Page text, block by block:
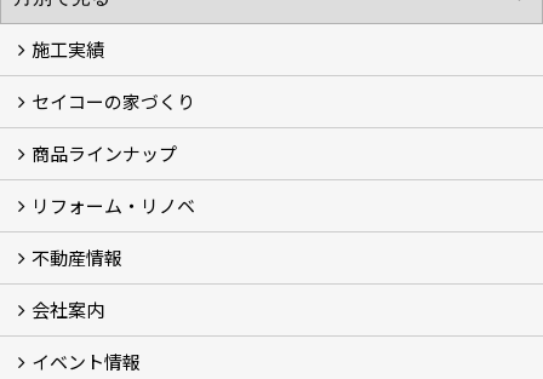
施工実績
フォトギャラリー
完工事例
お客様の声
セイコーの家づくり
家づくりコンセプト (2)
家づくりの特徴 (16)
□高性能住宅 (4)
□OMソーラーハウス (5)
□55歳からの家づくり
□わざわ座
□快適性 (4)
□光熱費 (3)
家づくりコラム
メンテナンス
商品ラインナップ
モデルハウス「Vita -ヴィータ-」
リノベーション モデルハウス「Crear -クレア-」
平屋の家
建築家とつくる家 (10)
リフォーム・リノベ
セイコーのリフォーム・リノベ
もっと知りたい、セイコーのリフォーム・リノベ
不動産情報
田宮・矢三の不動産ならセイコーハウジング
土地・中古住宅情報
賃貸情報
実家相続
ECOTOWN西矢三第3期・第4期分譲中
会社案内
会社概要
アクセス
スタッフ紹介
家づくりコラム
消費者志向自主宣言
ZEHビルダー2025年度実績報告書
SDGs宣言
リクルート
プライバシーポリシー
ご紹介キャンペーン
イベント情報